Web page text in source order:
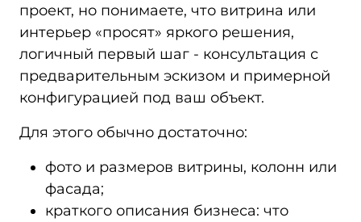
проект, но понимаете, что витрина или
интерьер «просят» яркого решения,
логичный первый шаг - консультация с
предварительным эскизом и примерной
конфигурацией под ваш объект.
Для этого обычно достаточно:
фото и размеров витрины, колонн или
фасада;
краткого описания бизнеса: что